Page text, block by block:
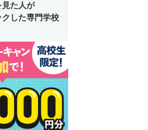
見た人が
した専門学校